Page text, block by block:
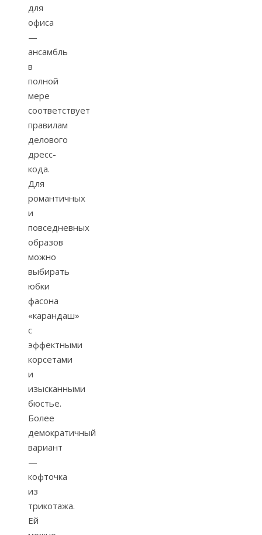
для
офиса
—
ансамбль
в
полной
мере
соответствует
правилам
делового
дресс-
кода.
Для
романтичных
и
повседневных
образов
можно
выбирать
юбки
фасона
«карандаш»
с
эффектными
корсетами
и
изысканными
бюстье.
Более
демократичный
вариант
—
кофточка
из
трикотажа.
Ей